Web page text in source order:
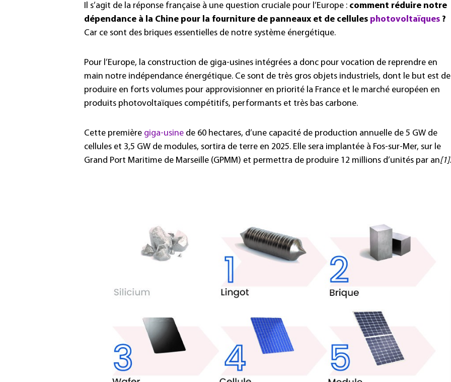
Il s’agit de la réponse française à une question cruciale pour l’Europe : comment réduire notre
dépendance à la Chine pour la fourniture de panneaux et de cellules photovoltaïques ?
Car ce sont des briques essentielles de notre système énergétique.
Pour l’Europe, la construction de giga-usines intégrées a donc pour vocation de reprendre en
main notre indépendance énergétique. Ce sont de très gros objets industriels, dont le but est de
produire en forts volumes pour approvisionner en priorité la France et le marché européen en
produits photovoltaïques compétitifs, performants et très bas carbone.
Cette première giga-usine de 60 hectares, d’une capacité de production annuelle de 5 GW de
cellules et 3,5 GW de modules, sortira de terre en 2025. Elle sera implantée à Fos-sur-Mer, sur le
Grand Port Maritime de Marseille (GPMM) et permettra de produire 12 millions d’unités par an[1].